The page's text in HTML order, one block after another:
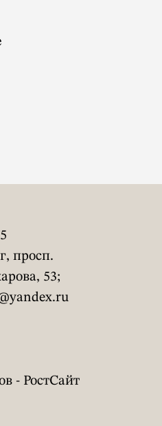
просп.
53;
- РостСайт